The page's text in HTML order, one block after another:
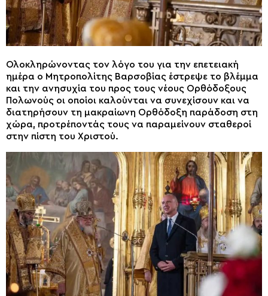
Ολοκληρώνοντας τον λόγο του για την επετειακή
ημέρα ο Μητροπολίτης Βαρσοβίας έστρεψε το βλέμμα
και την ανησυχία του προς τους νέους Ορθόδοξους
Πολωνούς οι οποίοι καλούνται να συνεχίσουν και να
διατηρήσουν τη μακραίωνη Ορθόδοξη παράδοση στη
χώρα, προτρέποντάς τους να παραμείνουν σταθεροί
στην πίστη του Χριστού.